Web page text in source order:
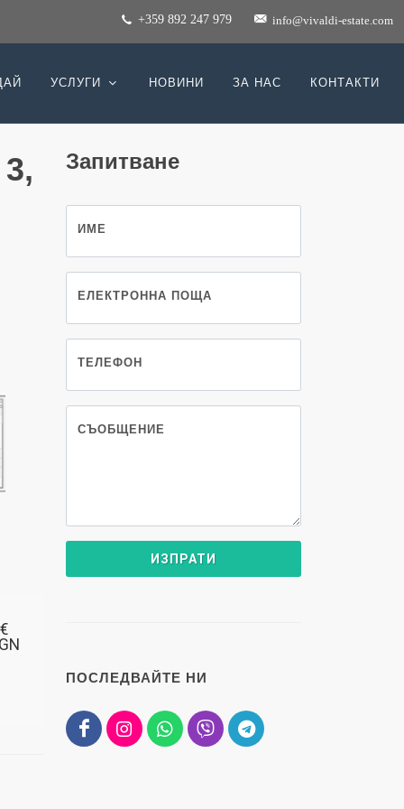
+359 892 247 979 info@vivaldi-estate.com
УСЛУГИ НОВИНИ ЗА НАС КОНТАКТИ
Запитване
ИМЕ
ЕЛЕКТРОННА ПОЩА
ТЕЛЕФОН
СЪОБЩЕНИЕ
ПОСЛЕДВАЙТЕ НИ